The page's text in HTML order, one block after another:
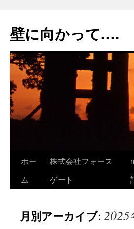
テ
ン
へ
ス
キ
ッ
プ
壁に向かって….
ホー
ム
株式会社フォース
ゲート
月別アーカイブ: 2025